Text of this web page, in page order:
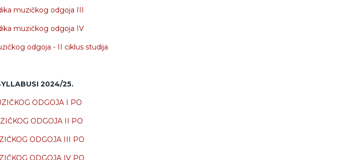
muzičkog odgoja III
muzičkog odgoja IV
odgoja - II ciklus studija
2024/25.
ODGOJA I PO
ODGOJA II PO
ODGOJA III PO
ODGOJA IV PO